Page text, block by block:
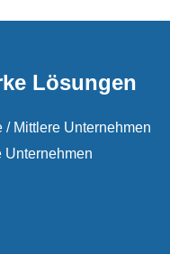
Lösungen
/ Mittlere Unternehmen
Unternehmen